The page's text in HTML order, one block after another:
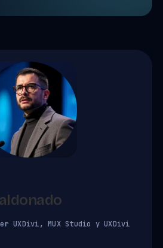
UXDivi, MUX Studio y UXDivi